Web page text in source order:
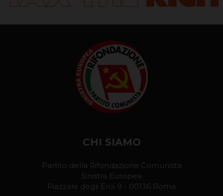
CHI SIAMO
Partito della Rifondazione Comunista
Sinistra Europea
Piazzale degli Eroi 9 - 00136 Roma